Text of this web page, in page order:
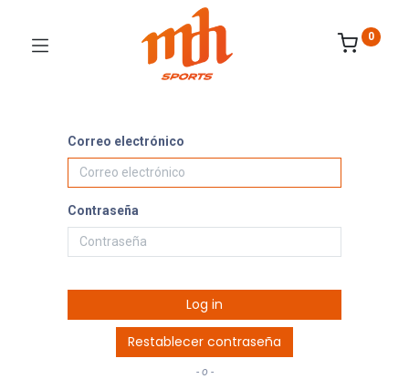
0
Correo electrónico
Contraseña
Log in
Restablecer contraseña
- o -